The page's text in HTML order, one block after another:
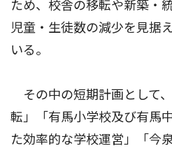
ため、校舎の移転や新築・
児童・生徒数の減少を見据
いる。
その中の短期計画として
転」「有馬小学校及び有馬
た効率的な学校運営」「今